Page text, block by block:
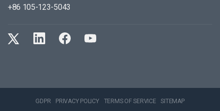
+86 105-123-5043
GDPR PRIVACY POLICY TERMS OF SERVICE SITEMAP